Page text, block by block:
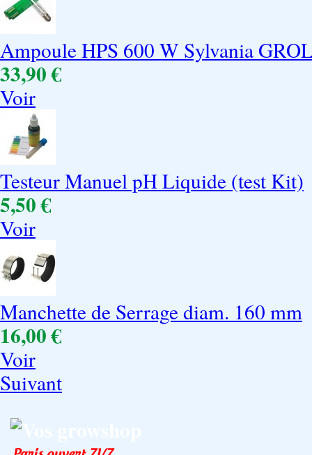
Ampoule HPS 600 W Sylvania
33,90 €
Voir
Testeur Manuel pH Liquide (test Kit)
5,50 €
Voir
Manchette de Serrage diam. 160 mm
16,00 €
Voir
Suivant